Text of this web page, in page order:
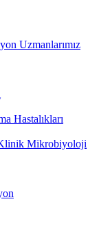
Uzmanlarımız
Hastalıkları
Mikrobiyoloji